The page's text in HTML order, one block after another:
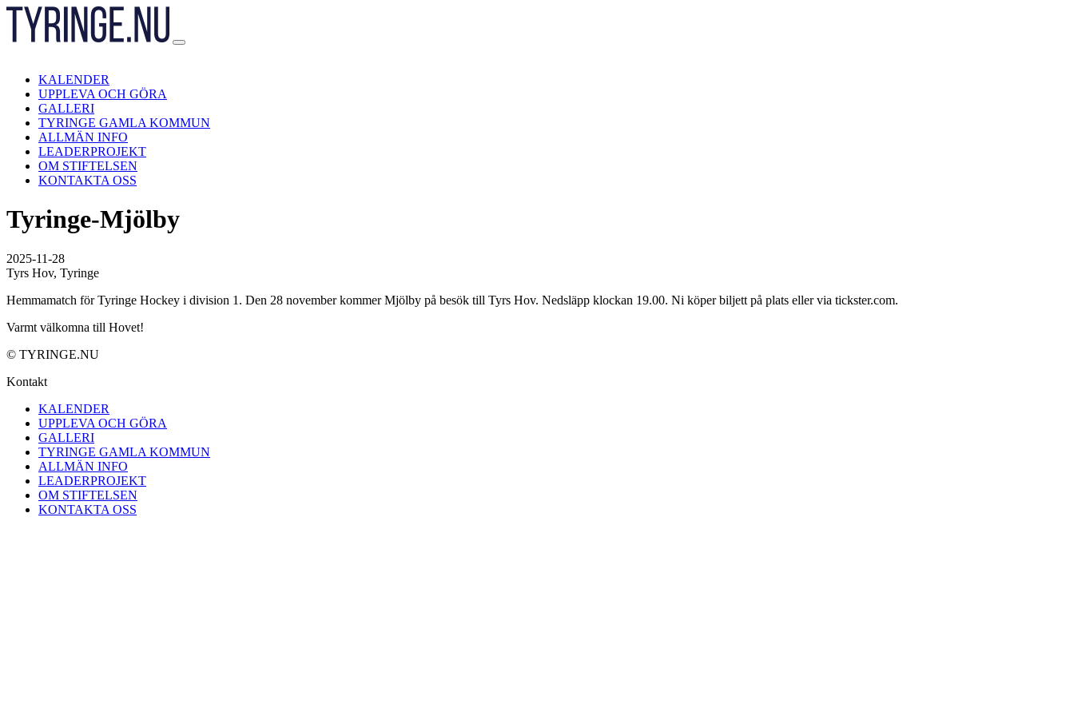
Hoppa
innehåll
KALENDER
UPPLEVA OCH GÖRA
GALLERI
TYRINGE GAMLA KOMMUN
ALLMÄN INFO
LEADERPROJEKT
OM STIFTELSEN
KONTAKTA OSS
Tyringe-Mjölby
2025-11-28
Tyrs Hov, Tyringe
Hemmamatch för Tyringe Hockey i division 1. Den 28 november kommer Mjölby på besök till Tyrs Hov. Nedsläpp klockan 19.00. Ni köper biljett på plats eller via tickster.com.
Varmt välkomna till Hovet!
© TYRINGE.NU
Kontakt
KALENDER
UPPLEVA OCH GÖRA
GALLERI
TYRINGE GAMLA KOMMUN
ALLMÄN INFO
LEADERPROJEKT
OM STIFTELSEN
KONTAKTA OSS